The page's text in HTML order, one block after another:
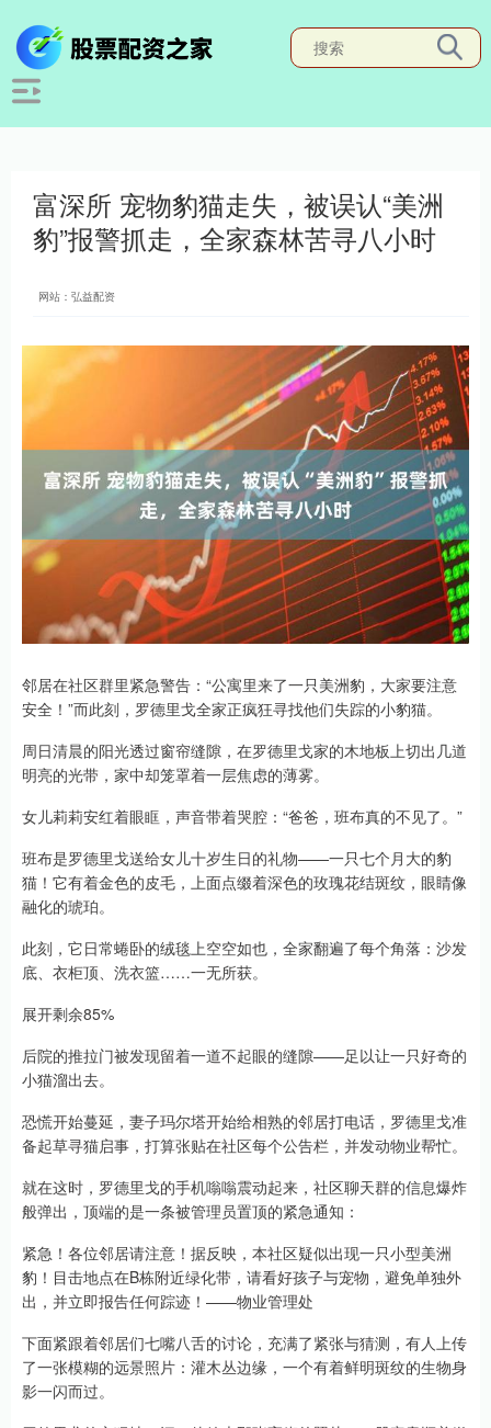
富深所 宠物豹猫走失，被误认“美洲
豹”报警抓走，全家森林苦寻八小时
网站：弘益配资
邻居在社区群里紧急警告：“公寓里来了一只美洲豹，大家要注意
安全！”而此刻，罗德里戈全家正疯狂寻找他们失踪的小豹猫。
周日清晨的阳光透过窗帘缝隙，在罗德里戈家的木地板上切出几道
明亮的光带，家中却笼罩着一层焦虑的薄雾。
女儿莉莉安红着眼眶，声音带着哭腔：“爸爸，班布真的不见了。”
班布是罗德里戈送给女儿十岁生日的礼物——一只七个月大的豹
猫！它有着金色的皮毛，上面点缀着深色的玫瑰花结斑纹，眼睛像
融化的琥珀。
此刻，它日常蜷卧的绒毯上空空如也，全家翻遍了每个角落：沙发
底、衣柜顶、洗衣篮……一无所获。
展开剩余85%
后院的推拉门被发现留着一道不起眼的缝隙——足以让一只好奇的
小猫溜出去。
恐慌开始蔓延，妻子玛尔塔开始给相熟的邻居打电话，罗德里戈准
备起草寻猫启事，打算张贴在社区每个公告栏，并发动物业帮忙。
就在这时，罗德里戈的手机嗡嗡震动起来，社区聊天群的信息爆炸
般弹出，顶端的是一条被管理员置顶的紧急通知：
紧急！各位邻居请注意！据反映，本社区疑似出现一只小型美洲
豹！目击地点在B栋附近绿化带，请看好孩子与宠物，避免单独外
出，并立即报告任何踪迹！——物业管理处
下面紧跟着邻居们七嘴八舌的讨论，充满了紧张与猜测，有人上传
了一张模糊的远景照片：灌木丛边缘，一个有着鲜明斑纹的生物身
影一闪而过。